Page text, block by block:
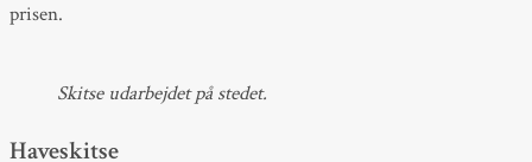
prisen.
Skitse udarbejdet på stedet.
Haveskitse